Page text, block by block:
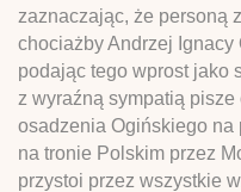
zaznaczając, że personą
chociażby Andrzej Ignacy
podając tego wprost jako
z wyraźną sympatią
osadzenia Ogińskiego
na tronie Polskim przez
przystoi przez wszystkie